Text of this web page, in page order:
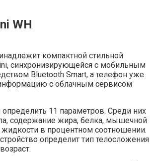
WH
компактной стильной
синхронизирующейся с мобильным
Bluetooth Smart, а телефон уже
с облачным сервисом
11 параметров. Среди них
содержание жира, белка, мышечной
в процентном соотношении.
определит тип телосложения